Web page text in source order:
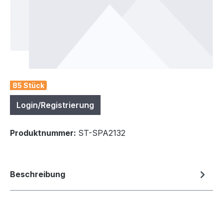
85 Stück
Login/Registrierung
Produktnummer: ST-SPA2132
Beschreibung